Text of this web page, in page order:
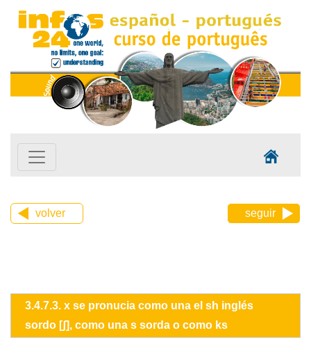
volver seguir
3.4.7.3. x se pronucia como una el sh inglés
sordo [ʃ], como una s sorda o como ks